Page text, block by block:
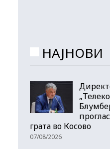
НАЈНОВИ
грата во Косово
07/08/2026